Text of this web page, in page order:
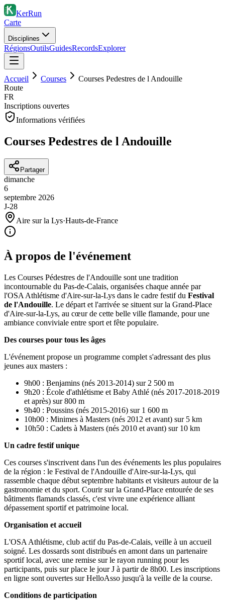
KerRun
Carte
Disciplines
RégionsOutilsGuidesRecordsExplorer
Accueil Courses
Courses Pedestres de l Andouille
Route
FR
Inscriptions ouvertes
Informations vérifiées
Courses Pedestres de l Andouille
Partager
dimanche
6
septembre 2026
J-28
Aire sur la Lys·Hauts-de-France
À propos de l'événement
Les Courses Pédestres de l'Andouille sont une tradition
incontournable du Pas-de-Calais, organisées chaque année par
l'OSA Athlétisme d'Aire-sur-la-Lys dans le cadre festif du Festival
de l'Andouille. Le départ et l'arrivée se situent sur la Grand-Place
d'Aire-sur-la-Lys, au cœur de cette belle ville flamande, pour une
ambiance conviviale entre sport et fête populaire.
Des courses pour tous les âges
L'événement propose un programme complet s'adressant des plus
jeunes aux masters :
9h00 : Benjamins (nés 2013-2014) sur 2 500 m
9h20 : École d'athlétisme et Baby Athlé (nés 2017-2018-2019
et après) sur 800 m
9h40 : Poussins (nés 2015-2016) sur 1 600 m
10h00 : Minimes à Masters (nés 2012 et avant) sur 5 km
10h50 : Cadets à Masters (nés 2010 et avant) sur 10 km
Un cadre festif unique
Ces courses s'inscrivent dans l'un des événements les plus populaires
de la région : le Festival de l'Andouille d'Aire-sur-la-Lys, qui
rassemble chaque début septembre habitants et visiteurs autour de la
gastronomie et du sport. Courir sur la Grand-Place entourée de ses
bâtiments flamands classés, c'est vivre une expérience alliant
dépassement sportif et patrimoine local.
Organisation et accueil
L'OSA Athlétisme, club actif du Pas-de-Calais, veille à un accueil
soigné. Les dossards sont distribués en amont dans un partenaire
sportif local, avec une remise sur le rayon running pour les
participants, puis sur place le jour J à partir de 8h00. Les inscriptions
en ligne sont ouvertes sur HelloAsso jusqu'à la veille de la course.
Conditions de participation